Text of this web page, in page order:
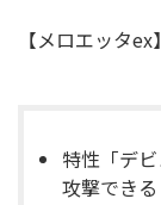
【メロエッタ
特性「デ
攻撃できる